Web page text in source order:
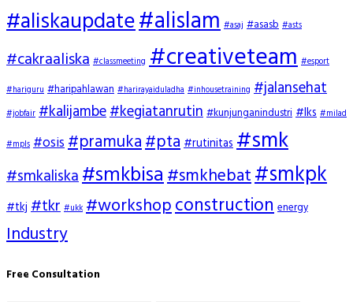
#aliskaupdate#alislam #asaj #asasb #asts
#cakraaliska #classmeeting #creativeteam #esport
#hariguru #haripahlawan #harirayaiduladha #inhousetraining #jalansehat
#jobfair #kalijambe#kegiatanrutin#kunjunganindustri#lks #milad
#mpls #osis#pramuka#pta#rutinitas#smk
#smkaliska#smkbisa#smkhebat#smkpk
#tkj #tkr #ukk #workshopconstructionenergy
Industry
Free Consultation